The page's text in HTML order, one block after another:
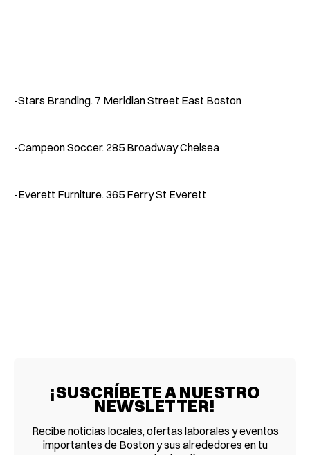
-Stars Branding. 7 Meridian Street East Boston
-Campeon Soccer. 285 Broadway Chelsea
-Everett Furniture. 365 Ferry St Everett
¡SUSCRÍBETE A NUESTRO
NEWSLETTER!
Recibe noticias locales, ofertas laborales y eventos
importantes de Boston y sus alrededores en tu